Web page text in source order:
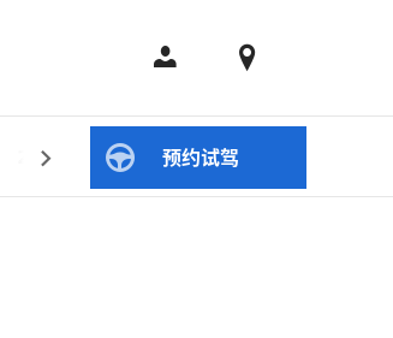
2025年04月新闻 2025年01月新闻
预约试驾